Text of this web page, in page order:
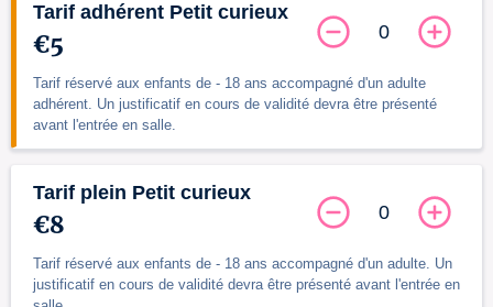
Tarif adhérent Petit curieux
€5
Tarif réservé aux enfants de - 18 ans accompagné d'un adulte
adhérent. Un justificatif en cours de validité devra être présenté
avant l'entrée en salle.
0
Tarif plein Petit curieux
€8
Tarif réservé aux enfants de - 18 ans accompagné d'un adulte. Un
justificatif en cours de validité devra être présenté avant l'entrée en
0